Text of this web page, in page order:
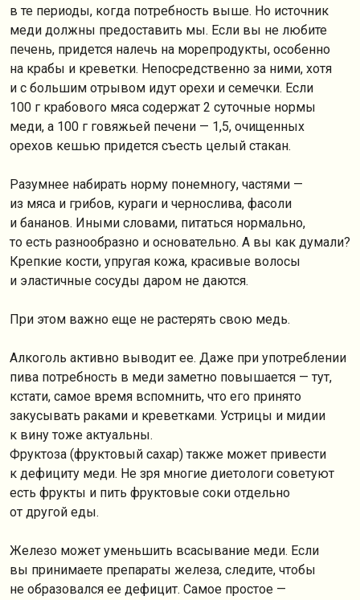
в те периоды, когда потребность выше. Но источник
меди должны предоставить мы. Если вы не любите
печень, придется налечь на морепродукты, особенно
на крабы и креветки. Непосредственно за ними, хотя
и с большим отрывом идут орехи и семечки. Если
100 г крабового мяса содержат 2 суточные нормы
меди, а 100 г говяжьей печени — 1,5, очищенных
орехов кешью придется съесть целый стакан.
Разумнее набирать норму понемногу, частями —
из мяса и грибов, кураги и чернослива, фасоли
и бананов. Иными словами, питаться нормально,
то есть разнообразно и основательно. А вы как думали?
Крепкие кости, упругая кожа, красивые волосы
и эластичные сосуды даром не даются.
При этом важно еще не растерять свою медь.
Алкоголь активно выводит ее. Даже при употреблении
пива потребность в меди заметно повышается — тут,
кстати, самое время вспомнить, что его принято
закусывать раками и креветками. Устрицы и мидии
к вину тоже актуальны.
Фруктоза (фруктовый сахар) также может привести
к дефициту меди. Не зря многие диетологи советуют
есть фрукты и пить фруктовые соки отдельно
от другой еды.
Железо может уменьшить всасывание меди. Если
вы принимаете препараты железа, следите, чтобы
не образовался ее дефицит. Самое простое —